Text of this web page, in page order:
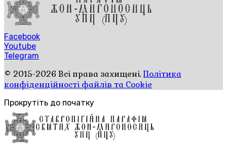
Facebook
Youtube
Telegram
© 2015-2026 Всі права захищені.Політика
конфіденційності файлів та Cookie
Прокрутіть до початку